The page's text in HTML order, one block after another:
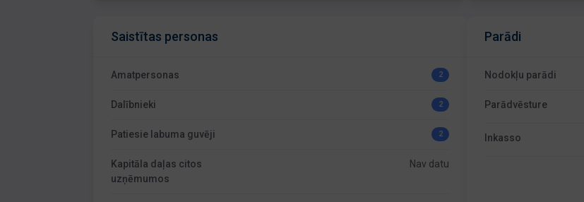
Saistītas personas
Amatpersonas 2
Dalībnieki 2
Patiesie labuma guvēji 2
Kapitāla daļas citos
uzņēmumos
Nav datu
Parādi
Nodokļu parādi
Parādvēsture
Inkasso